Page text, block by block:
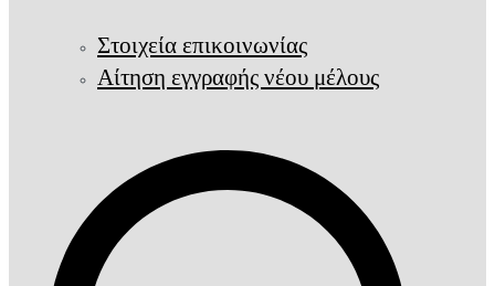
Στοιχεία επικοινωνίας
Αίτηση εγγραφής νέου μέλους